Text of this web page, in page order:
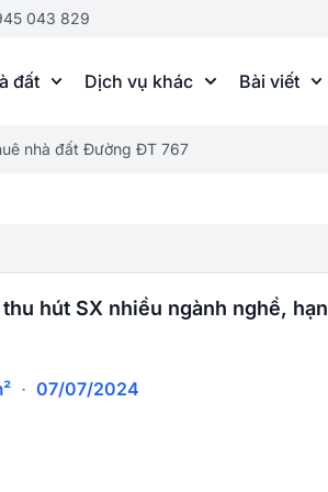
043 829
đất Dịch vụ khác Bài viết
nhà đất Đường ĐT 767
hút SX nhiều ngành nghề, hạn
· 07/07/2024